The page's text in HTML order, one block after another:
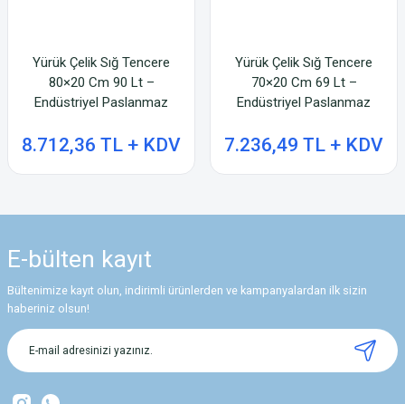
Yürük Çelik Sığ Tencere
80×20 Cm 90 Lt –
Endüstriyel Paslanmaz
8.712,36 TL + KDV
Yürük Çelik Sığ Tencere
70×20 Cm 69 Lt –
Endüstriyel Paslanmaz
7.236,49 TL + KDV
E-bülten kayıt
Bültenimize kayıt olun, indirimli ürünlerden ve kampanyalardan ilk sizin
haberiniz olsun!